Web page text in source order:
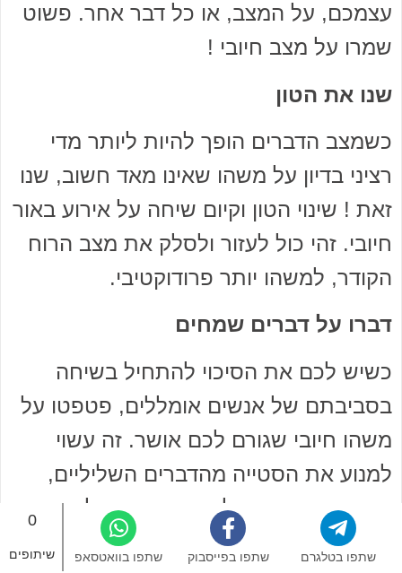
עצמכם, על המצב, או כל דבר אחר. פשוט
שמרו על מצב חיובי !
שנו את הטון
כשמצב הדברים הופך להיות ליותר מדי
רציני בדיון על משהו שאינו מאד חשוב, שנו
זאת ! שינוי הטון וקיום שיחה על אירוע באור
חיובי. זהי כול לעזור ולסלק את מצב הרוח
הקודר, למשהו יותר פרודוקטיבי.
דברו על דברים שמחים
כשיש לכם את הסיכוי להתחיל בשיחה
בסביבתם של אנשים אומללים, פטפטו על
משהו חיובי שגורם לכם אושר. זה עשוי
למנוע את הסטייה מהדברים השליליים,
כשמישהו באופן בלתי נמנע מתחיל
להתלונן.
0
שיתופים שתפו בוואטסאפ שתפו בפייסבוק שתפו בטלגרם